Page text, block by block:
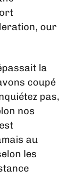
our
la
coupé
pas,
nos
au
les